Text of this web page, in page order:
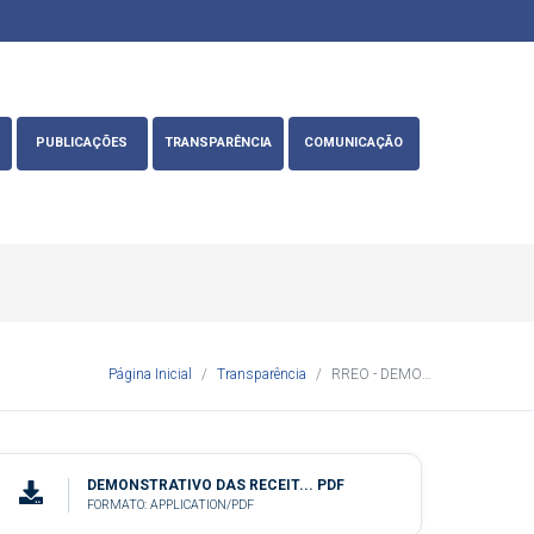
PUBLICAÇÕES TRANSPARÊNCIA COMUNICAÇÃO
Página Inicial Transparência RREO - DEMONSTRATIVO DAS RECEITAS E DESPESAS COM AÇÕES E SERVIÇOS PUBLICOS DE SAUDE
DEMONSTRATIVO DAS RECEIT... PDF
FORMATO: APPLICATION/PDF